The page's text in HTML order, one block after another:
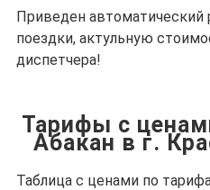
Приведен автоматический
поездки, актульную
диспетчера!
Тарифы с
Абакан в г.
Таблица с ценами по